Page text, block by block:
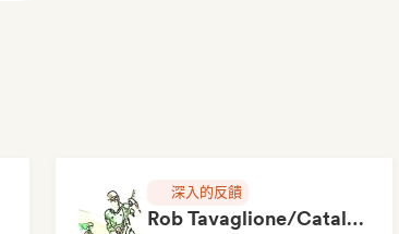
深入的反饋
Rob Tavaglione/Catalyst Recording